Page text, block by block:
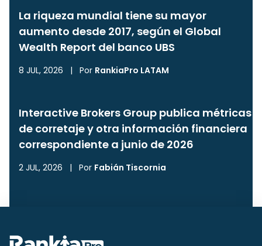
La riqueza mundial tiene su mayor
aumento desde 2017, según el Global
Wealth Report del banco UBS
8 JUL, 2026 | Por RankiaPro LATAM
Interactive Brokers Group publica métricas
de corretaje y otra información financiera
correspondiente a junio de 2026
2 JUL, 2026 | Por Fabián Tiscornia